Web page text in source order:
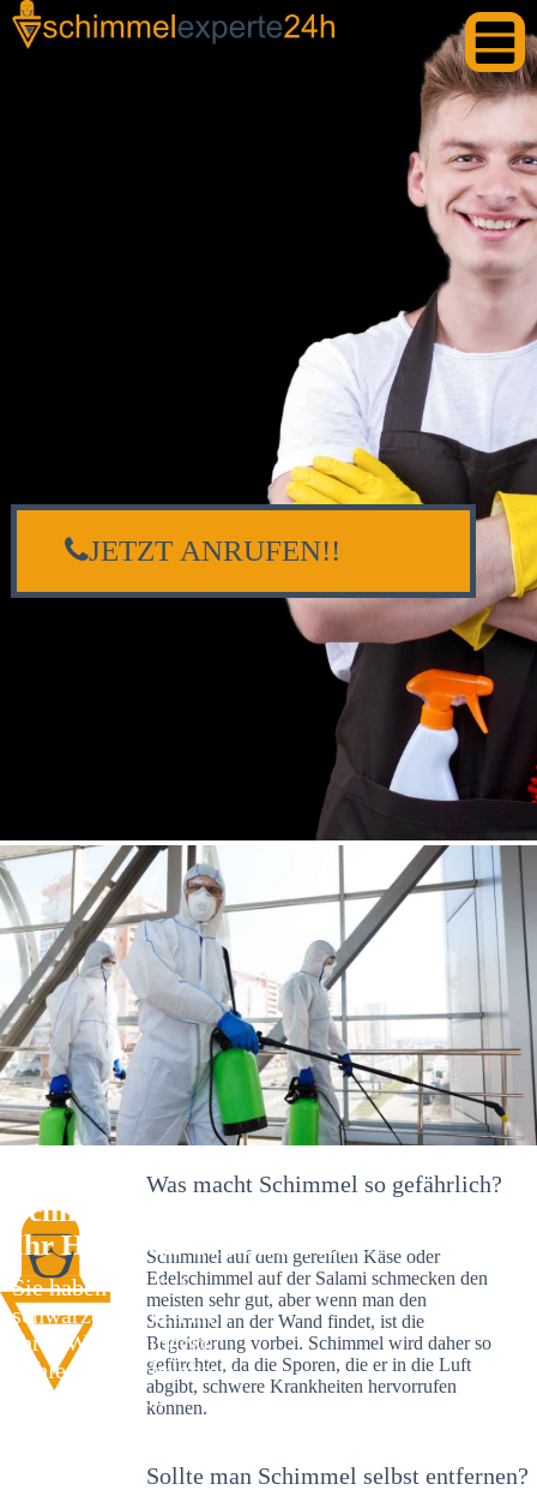
Schimmelexperte in Leibertingen –
Ihr Helfer an Ort und Stelle
Sie haben kürzlich
schwarze Flecken an
Ihrer Wand entdeckt?
Schlechte Nachrichten:
Sie haben einen
JETZT ANRUFEN!!
Was macht Schimmel so gefährlich?
Schimmel auf dem gereiften Käse oder
Edelschimmel auf der Salami schmecken den
meisten sehr gut, aber wenn man den
Schimmel an der Wand findet, ist die
Begeisterung vorbei. Schimmel wird daher so
gefürchtet, da die Sporen, die er in die Luft
abgibt, schwere Krankheiten hervorrufen
können.
Sollte man Schimmel selbst entfernen?